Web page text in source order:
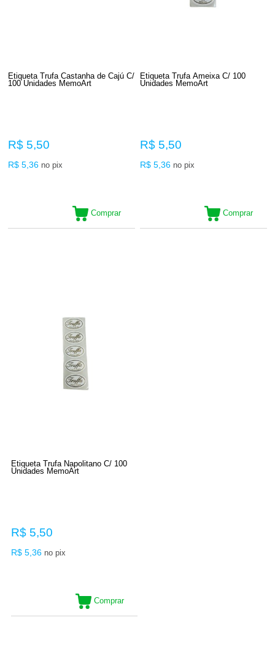
Etiqueta Trufa Castanha de Cajú C/
100 Unidades MemoArt
R$ 5,50
R$ 5,36 no pix
Comprar
Etiqueta Trufa Ameixa C/ 100
Unidades MemoArt
R$ 5,50
R$ 5,36 no pix
Comprar
Etiqueta Trufa Napolitano C/ 100
Unidades MemoArt
R$ 5,50
R$ 5,36 no pix
Comprar